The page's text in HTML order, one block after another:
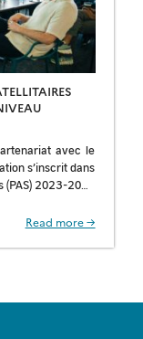
avec le
s’inscrit dans
2023-2027
Read more →